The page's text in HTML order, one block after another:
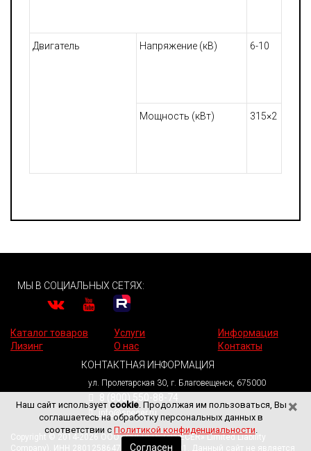
Двигатель Напряжение (кВ) 6-10
Мощность (кВт) 315×2
МЫ В СОЦИАЛЬНЫХ СЕТЯХ:
Каталог товаров Услуги
Информация
Лизинг
О нас
Контакты
КОНТАКТНАЯ ИНФОРМАЦИЯ
ул. Пролетарская 30, г. Благовещенск, 675000
8 (800) 550-88-74
info@specer.ru
Copyright © 2014-2026 ООО «СПЕЦЕР» («SPECER» Limited Liability
Company). ИНН 2801258647. КПП 280101001. Данный сайт не является
×
Наш сайт использует cookie. Продолжая им пользоваться, Вы
соглашаетесь на обработку персональных данных в
соответствии с Политикой конфиденциальности.
Согласен